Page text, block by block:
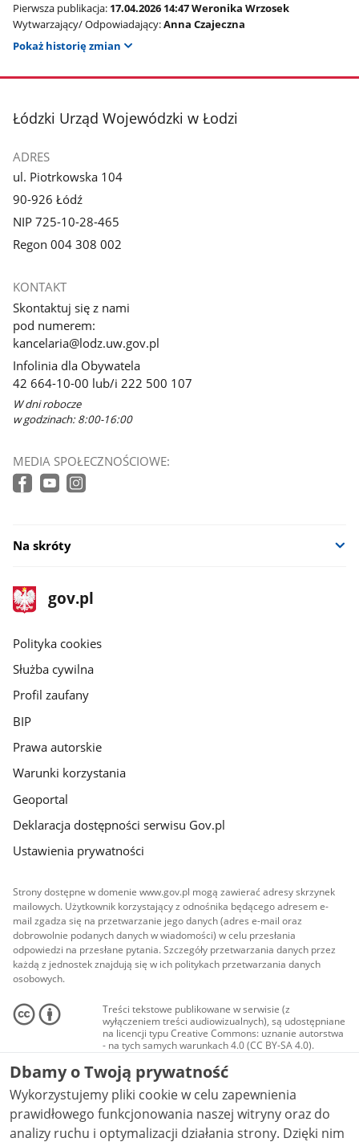
Pierwsza publikacja: 17.04.2026 14:47 Weronika Wrzosek
Wytwarzający/ Odpowiadający:Anna Czajeczna
Pokaż historię zmian
stopka
Łódzki Urząd Wojewódzki w Łodzi
ADRES
ul. Piotrkowska 104
90-926 Łódź
NIP 725-10-28-465
Regon 004 308 002
KONTAKT
Skontaktuj się z nami
pod numerem:
kancelaria@lodz.uw.gov.pl
Infolinia dla Obywatela
42 664-10-00 lub/i 222 500 107
W dni robocze
w godzinach: 8:00-16:00
MEDIA SPOŁECZNOŚCIOWE:
Na skróty
stopka
gov.pl
Strona
gov.pl
gov.pl
Polityka cookies
Służba cywilna
Profil zaufany
BIP
Prawa autorskie
Warunki korzystania
Geoportal
Deklaracja dostępności serwisu Gov.pl
Ustawienia prywatności
Strony dostępne w domenie www.gov.pl mogą zawierać adresy skrzynek
mailowych. Użytkownik korzystający z odnośnika będącego adresem e-
mail zgadza się na przetwarzanie jego danych (adres e-mail oraz
dobrowolnie podanych danych w wiadomości) w celu przesłania
odpowiedzi na przesłane pytania. Szczegóły przetwarzania danych przez
każdą z jednostek znajdują się w ich politykach przetwarzania danych
osobowych.
Treści tekstowe publikowane w serwisie (z
wyłączeniem treści audiowizualnych), są udostępniane
na licencji typu Creative Commons: uznanie autorstwa
- na tych samych warunkach 4.0 (CC BY-SA 4.0).
Materiały audiowizualne, w tym zdjęcia, materiały
audio i wideo, są udostępniane na licencji typu
Creative Commons: uznanie autorstwa użycie
niekomercyjne - bez utworów zależnych 4.0 (CC BY-
NC-ND 4.0), o ile nie jest to stwierdzone inaczej.
Dbamy o Twoją prywatność
Wykorzystujemy pliki cookie w celu zapewnienia
prawidłowego funkcjonowania naszej witryny oraz do
analizy ruchu i optymalizacji działania strony. Dzięki nim